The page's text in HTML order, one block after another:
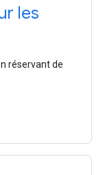
les
réservant de